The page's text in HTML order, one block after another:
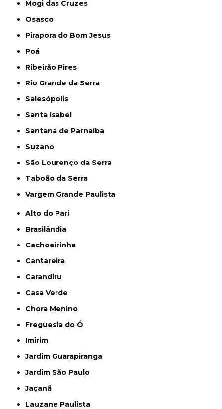
Mogi das Cruzes
Osasco
Pirapora do Bom Jesus
Poá
Ribeirão Pires
Rio Grande da Serra
Salesópolis
Santa Isabel
Santana de Parnaíba
Suzano
São Lourenço da Serra
Taboão da Serra
Vargem Grande Paulista
Alto do Pari
Brasilândia
Cachoeirinha
Cantareira
Carandiru
Casa Verde
Chora Menino
Freguesia do Ó
Imirim
Jardim Guarapiranga
Jardim São Paulo
Jaçanã
Lauzane Paulista